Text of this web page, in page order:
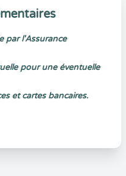
par l'Assurance
pour une éventuelle
et cartes bancaires.